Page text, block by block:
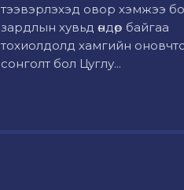
тээвэрлэхэд овор хэмжээ
зардлын хувьд өндөр байгаа
тохиолдолд хамгийн
сонголт бол Цуглу...